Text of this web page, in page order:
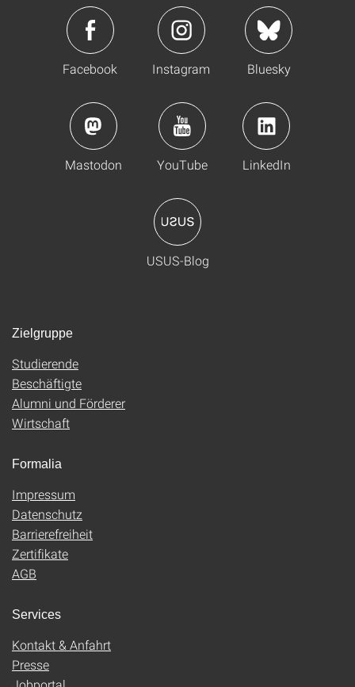
Facebook Instagram Bluesky
Mastodon YouTube LinkedIn
USUS-Blog
Zielgruppe
Studierende
Beschäftigte
Alumni und Förderer
Wirtschaft
Formalia
Impressum
Datenschutz
Barrierefreiheit
Zertifikate
AGB
Services
Kontakt & Anfahrt
Presse